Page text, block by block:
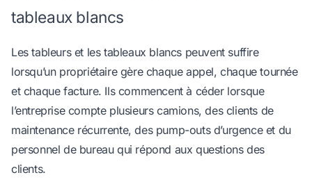
tableaux blancs
Les tableurs et les tableaux blancs peuvent suffire
lorsqu’un propriétaire gère chaque appel, chaque tournée
et chaque facture. Ils commencent à céder lorsque
l’entreprise compte plusieurs camions, des clients de
maintenance récurrente, des pump-outs d’urgence et du
personnel de bureau qui répond aux questions des
clients.